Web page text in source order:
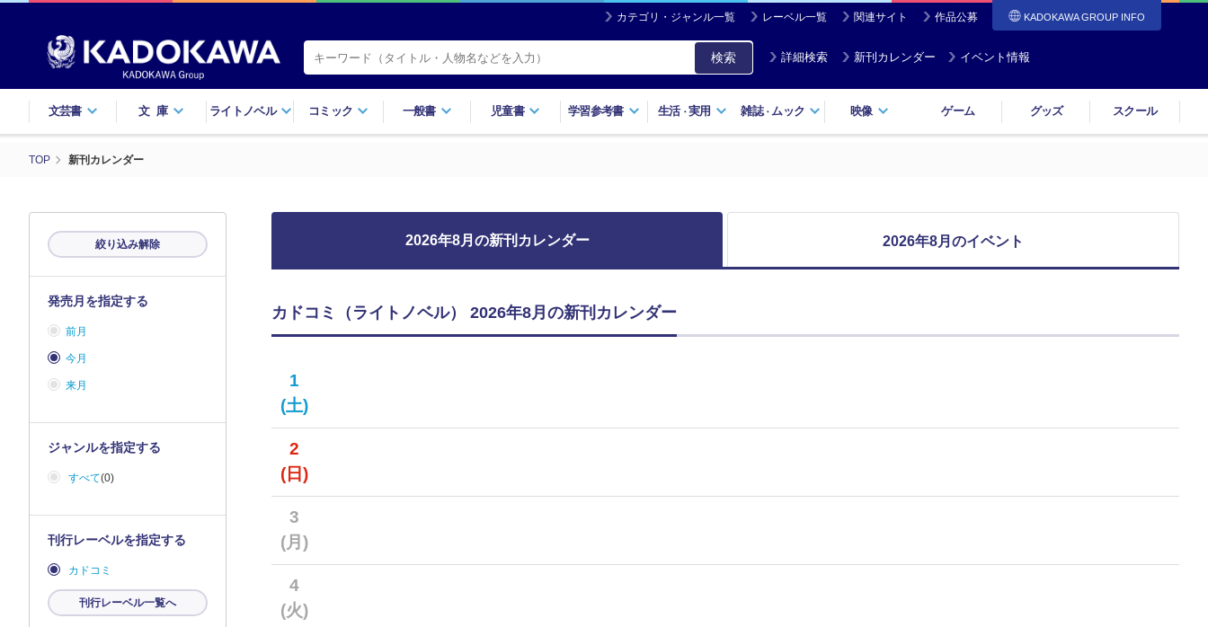
カテゴリ・ジャンル一覧 レーベル一覧 関連サイト 作品公募 KADOKAWA GROUP INFO
検索 詳細検索 新刊カレンダー イベント情報
文芸書 文庫 ライトノベル コミック 一般書 児童書 学習参考書 生活・実用 雑誌・ ムック 映像 ゲーム グッズ スクール
TOP 新刊カレンダー
2026年8月の新刊カレンダー 2026年8月のイベント
カドコミ（ライトノベル） 2026年8月の新刊カレンダー
1
(土)
2
(日)
3
(月)
4
(火)
絞り込み解除
発売月を指定する
前月
今月
来月
ジャンルを指定する
すべて(0)
刊行レーベルを指定する
カドコミ
刊行レーベル一覧へ